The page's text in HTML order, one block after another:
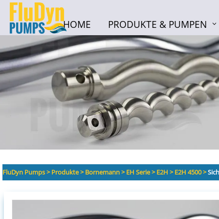
HOME PRODUKTE & PUMPEN
HOME PRODUKTE & PUMPEN
FluDyn Pumps>Produkte>Bornemann>EH Serie>E2H >E2H 4500>